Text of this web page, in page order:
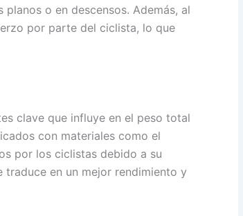
o en descensos. Además, al
por parte del ciclista, lo que
clave que influye en el peso total
con materiales como el
por los ciclistas debido a su
en un mejor rendimiento y